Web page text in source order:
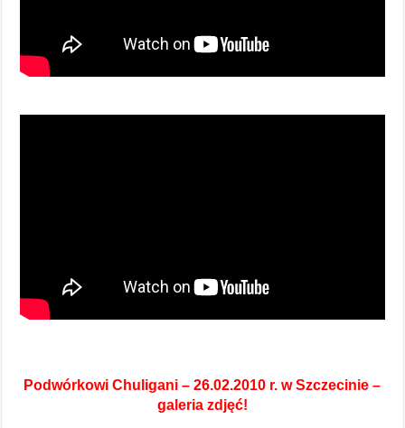
Podwórkowi Chuligani – 26.02.2010 r. w Szczecinie –
galeria zdjęć!